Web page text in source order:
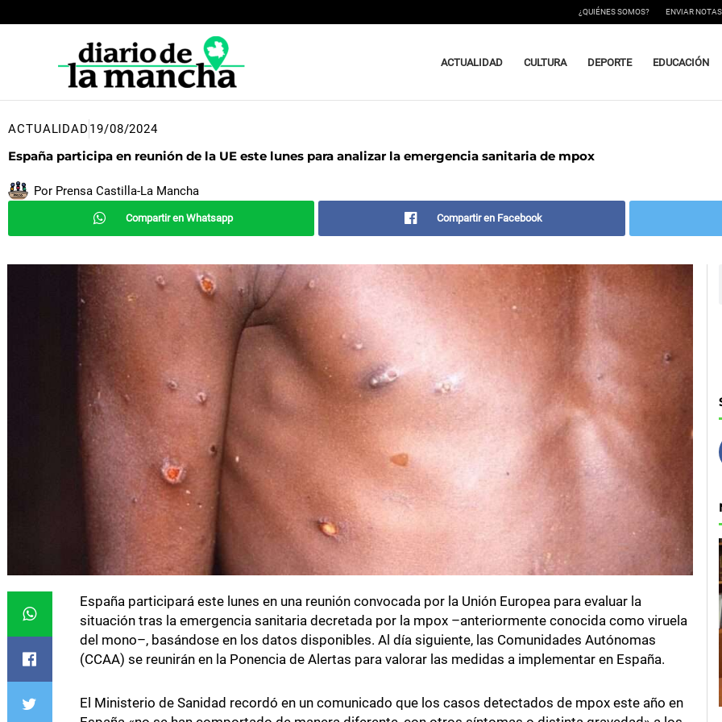
al
¿QUIÉNES SOMOS? ENVIAR
ACTUALIDAD CULTURA DEPORTE EDUCACIÓN
ACTUALIDAD 19/08/2024
España participa en reunión de la UE este lunes para analizar la emergencia sanitaria de mpox
Por Prensa Castilla-La Mancha
Compartir en Whatsapp Compartir en Facebook
España participará este lunes en una reunión convocada por la Unión Europea para evaluar la
situación tras la emergencia sanitaria decretada por la mpox –anteriormente conocida como viruela
del mono–, basándose en los datos disponibles. Al día siguiente, las Comunidades Autónomas
(CCAA) se reunirán en la Ponencia de Alertas para valorar las medidas a implementar en España.
El Ministerio de Sanidad recordó en un comunicado que los casos detectados de mpox este año en